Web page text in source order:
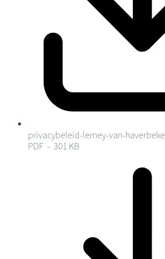
privacybeleid-lemey-van-
PDF - 301 KB